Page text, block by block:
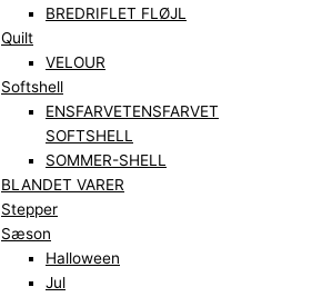
BREDRIFLET FLØJL
Quilt
VELOUR
Softshell
ENSFARVETENSFARVET
SOFTSHELL
SOMMER-SHELL
BLANDET VARER
Stepper
Sæson
Halloween
Jul